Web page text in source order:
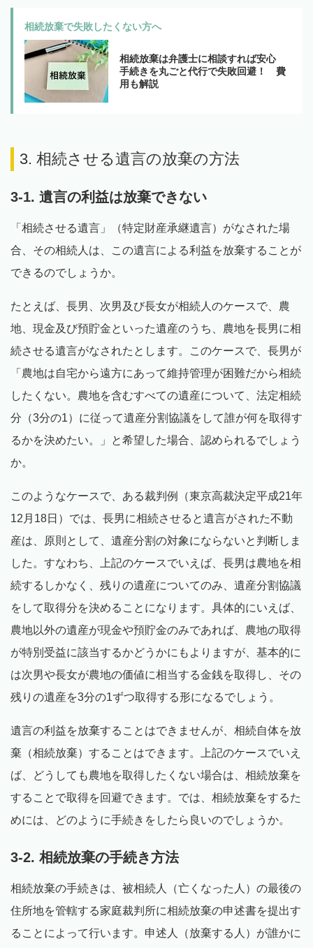
相続放棄で失敗したくない方へ
相続放棄は弁護士に相談すれば安心
手続きを丸ごと代行で失敗回避！ 費
用も解説
3. 相続させる遺言の放棄の方法
3-1. 遺言の利益は放棄できない
「相続させる遺言」（特定財産承継遺言）がなされた場
合、その相続人は、この遺言による利益を放棄することが
できるのでしょうか。
たとえば、長男、次男及び長女が相続人のケースで、農
地、現金及び預貯金といった遺産のうち、農地を長男に相
続させる遺言がなされたとします。このケースで、長男が
「農地は自宅から遠方にあって維持管理が困難だから相続
したくない。農地を含むすべての遺産について、法定相続
分（3分の1）に従って遺産分割協議をして誰が何を取得す
るかを決めたい。」と希望した場合、認められるでしょう
か。
このようなケースで、ある裁判例（東京高裁決定平成21年
12月18日）では、長男に相続させると遺言がされた不動
産は、原則として、遺産分割の対象にならないと判断しま
した。すなわち、上記のケースでいえば、長男は農地を相
続するしかなく、残りの遺産についてのみ、遺産分割協議
をして取得分を決めることになります。具体的にいえば、
農地以外の遺産が現金や預貯金のみであれば、農地の取得
が特別受益に該当するかどうかにもよりますが、基本的に
は次男や長女が農地の価値に相当する金銭を取得し、その
残りの遺産を3分の1ずつ取得する形になるでしょう。
遺言の利益を放棄することはできませんが、相続自体を放
棄（相続放棄）することはできます。上記のケースでいえ
ば、どうしても農地を取得したくない場合は、相続放棄を
することで取得を回避できます。では、相続放棄をするた
めには、どのように手続きをしたら良いのでしょうか。
3-2. 相続放棄の手続き方法
相続放棄の手続きは、被相続人（亡くなった人）の最後の
住所地を管轄する家庭裁判所に相続放棄の申述書を提出す
ることによって行います。申述人（放棄する人）が誰かに